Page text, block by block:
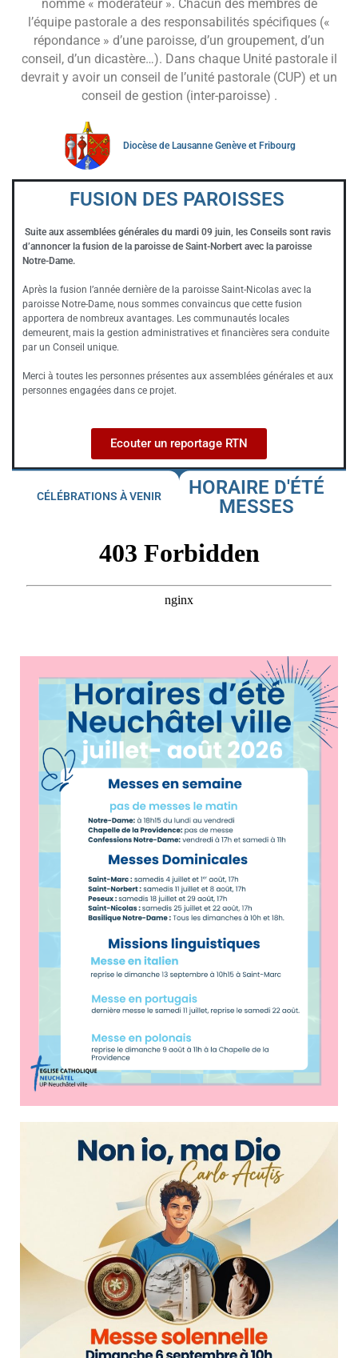
nommé « modérateur ». Chacun des membres de
l’équipe pastorale a des responsabilités spécifiques («
répondance » d’une paroisse, d’un groupement, d’un
conseil, d’un dicastère…). Dans chaque Unité pastorale il
devrait y avoir un conseil de l’unité pastorale (CUP) et un
conseil de gestion (inter-paroisse) .
Diocèse de Lausanne Genève et Fribourg
FUSION DES PAROISSES
Suite aux assemblées générales du mardi 09 juin, les Conseils sont ravis
d’annoncer la fusion de la paroisse de Saint-Norbert avec la paroisse
Notre-Dame.
Après la fusion l’année dernière de la paroisse Saint-Nicolas avec la
paroisse Notre-Dame, nous sommes convaincus que cette fusion
apportera de nombreux avantages. Les communautés locales
demeurent, mais la gestion administratives et financières sera conduite
par un Conseil unique.
Merci à toutes les personnes présentes aux assemblées générales et aux
personnes engagées dans ce projet.
Ecouter un reportage RTN
CÉLÉBRATIONS À VENIR
HORAIRE D'ÉTÉ
MESSES